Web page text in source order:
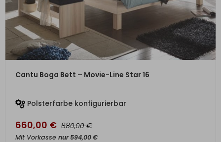
ZUM PRODUKT
Cantu Boga Bett – Movie-Line Star 16
Polsterfarbe konfigurierbar
660,00 € 880,00€
Mit Vorkasse nur594,00€